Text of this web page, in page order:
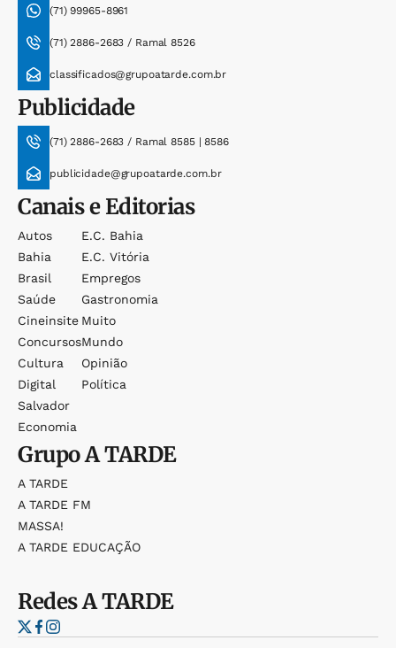
(71) 99965-8961
(71) 2886-2683 / Ramal 8526
classificados@grupoatarde.com.br
Publicidade
(71) 2886-2683 / Ramal 8585 | 8586
publicidade@grupoatarde.com.br
Canais e Editorias
Autos
Bahia
Brasil
Saúde
Cineinsite
Concursos
Cultura
Digital
Salvador
Economia
E.c. Bahia
E.c. Vitória
Empregos
Gastronomia
Muito
Mundo
Opinião
Política
GrupoA TARDE
A TARDE
A TARDE FM
MASSA!
A TARDE EDUCAÇÃO
RedesA TARDE